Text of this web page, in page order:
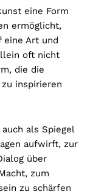
eine Form
ermöglicht,
eine Art und
oft nicht
die die
inspirieren
als Spiegel
aufwirft, zur
über
zum
zu schärfen